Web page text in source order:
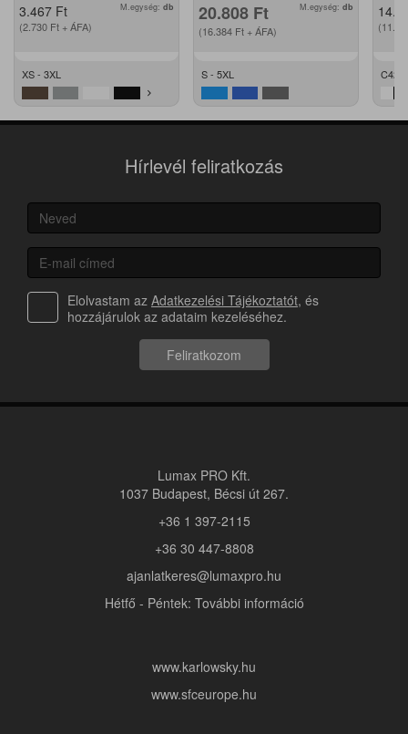
3.467 Ft
(2.730 Ft + ÁFA)
M.egység: db
XS - 3XL
20.808 Ft
(16.384 Ft + ÁFA)
M.egység: db
S - 5XL C42 -
Hírlevél feliratkozás
Elolvastam az Adatkezelési Tájékoztatót, és
hozzájárulok az adataim kezeléséhez.
Feliratkozom
Lumax PRO Kft.
1037 Budapest, Bécsi út 267.
+36 1 397-2115
+36 30 447-8808
ajanlatkeres@lumaxpro.hu
Hétfő - Péntek: További információ
www.karlowsky.hu
www.sfceurope.hu